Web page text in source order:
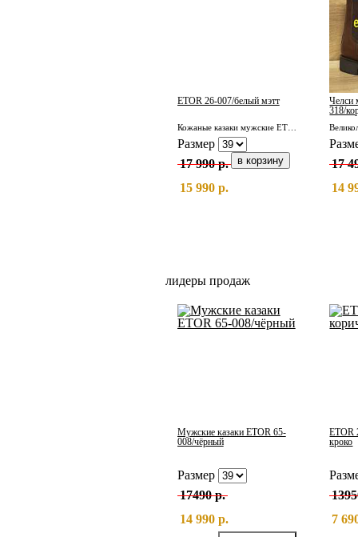
ETOR 26-007/белый мэтт
Кожаные казаки мужские ETOR 26-007/белый мэтт
Размер
17 990 р.
15 990 р.
Челси
318/
17
14
лидеры продаж
Мужские казаки ETOR 65-
008/чёрный
Размер
17490 р.
14 990 р.
ETOR
кроко
7